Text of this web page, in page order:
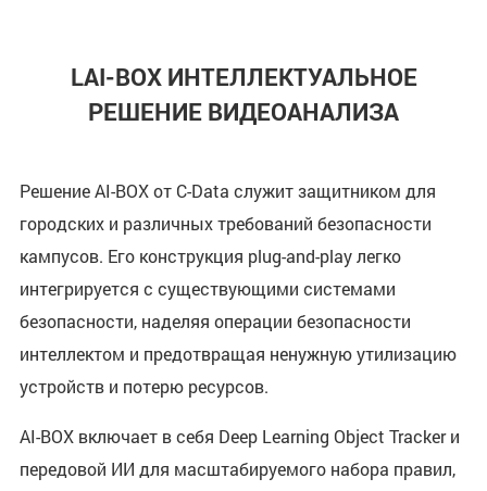
LAI-BOX ИНТЕЛЛЕКТУАЛЬНОЕ
РЕШЕНИЕ ВИДЕОАНАЛИЗА
Решение AI-BOX от C-Data служит защитником для
городских и различных требований безопасности
кампусов. Его конструкция plug-and-play легко
интегрируется с существующими системами
безопасности, наделяя операции безопасности
интеллектом и предотвращая ненужную утилизацию
устройств и потерю ресурсов.
AI-BOX включает в себя Deep Learning Object Tracker и
передовой ИИ для масштабируемого набора правил,